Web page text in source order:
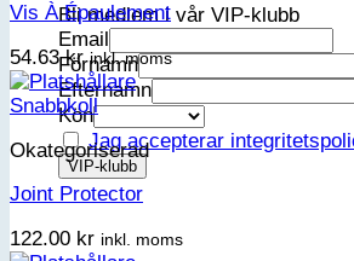
Bli medlem i vår VIP-klubb
Email
Förnamn
Efternamn
Kön
Jag accepterar
Vis À Épaulement
54.63kr inkl. moms
Snabbkoll
Okategoriserad
Joint Protector
122.00 kr inkl. moms